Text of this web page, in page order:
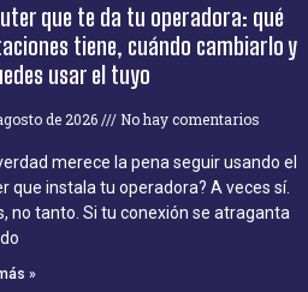
que te da tu operadora: qué
tiene, cuándo cambiarlo y
usar el tuyo
de 2026 No hay comentarios
merece la pena seguir usando el
que instala tu operadora? A veces sí.
no tanto. Si tu conexión se atraganta
»